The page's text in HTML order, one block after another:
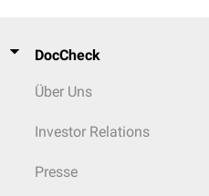
DocCheck
Über Uns
Investor Relations
Presse